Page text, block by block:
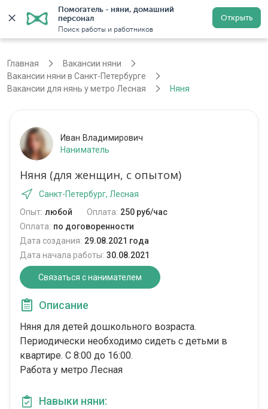
Помогатель - няни, домашний
персонал
Поиск работы и работников
Открыть
Санкт-Петербург Регистрация
Главная
Вакансии няни
Вакансии няни в Санкт-Петербурге
Вакансии для нянь у метро Лесная
Няня
Иван Владимирович
Наниматель
Няня (для женщин, с опытом)
Санкт-Петербург, Лесная
Опыт: любой Оплата: 250 руб/час
Оплата: по договоренности
Дата создания: 29.08.2021 года
Дата начала работы: 30.08.2021
Связаться с нанимателем
Описание
Няня для детей дошкольного возраста.
Периодически необходимо сидеть с детьми в
квартире. С 8:00 до 16:00.
Работа у метро Лесная
Навыки няни: